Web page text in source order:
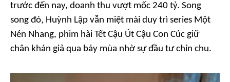
trước đến nay, doanh thu vượt mốc 240 tỷ. Song
song đó, Huỳnh Lập vẫn miệt mài duy trì series Một
Nén Nhang, phim hài Tết Cậu Út Cậu Con Cúc giữ
chân khán giả qua bảy mùa nhờ sự đầu tư chỉn chu.